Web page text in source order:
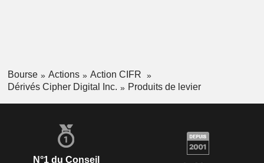
Bourse Actions
Action CIFR
Dérivés Cipher Digital Inc.
Produits de levier
N°1 du Conseil